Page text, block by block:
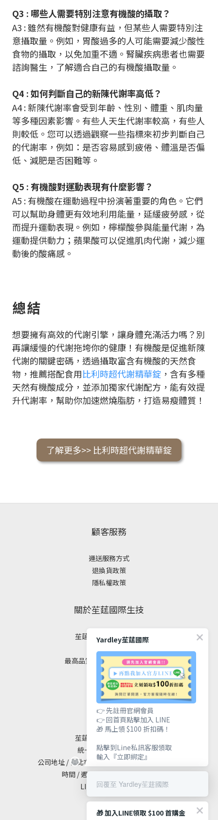
Q3 : 哪些人需要特別注意有機酸的攝取？
A3 : 雖然有機酸對健康有益，但某些人需要特別注
意攝取量。例如，胃酸過多的人可能需要減少酸性
食物的攝取，以免加重不適。腎臟疾病患者也需要
諮詢醫生，了解適合自己的有機酸攝取量。
Q4 : 如何判斷自己的新陳代謝率高低？
A4 : 新陳代謝率會受到年齡、性別、體重、肌肉量
等多種因素影響。有些人天生代謝率較高，有些人
則較低。您可以透過觀察一些指標來初步判斷自己
的代謝率，例如：是否容易感到疲倦、體溫是否偏
低、減肥是否困難等。
Q5 : 有機酸對運動表現有什麼影響？
A5 : 有機酸在運動過程中扮演著重要的角色。它們
可以幫助身體更有效地利用能量，延緩疲勞感，從
而提升運動表現。例如，檸檬酸參與能量代謝，為
運動提供動力；蘋果酸可以促進肌肉代謝，減少運
動後的酸痛感。
總結
想要擁有高效的代謝引擎，讓身體充滿活力嗎？別
再讓緩慢的代謝拖垮你的健康！有機酸是促進新陳
代謝的關鍵密碼，透過攝取富含有機酸的天然食
物，推薦搭配食用比利時超代謝精華錠 ，含有多種
天然有機酸成分，並添加獨家代謝配方，能有效提
升代謝率，幫助你加速燃燒脂肪，打造易瘦體質！
了解更多>> 比利時超代謝精華錠
顧客服務
運送服務方式
退換貨政策
隱私權政策
關於苼莛國際生技
苼莛國際生技有限公司
最高品質｜安全｜健康｜美麗
聯絡我們
苼莛國際生技有限公司
統一編號 / 90615838
公司地址 / 台北市大安區敦化南路二段65號19樓
時間 / 週一至週五 10:00 - 18:00
LINE@ / @yardley
Yardley苼莛國際
👉 先註冊官網會員
👉 回首頁點擊加入 LINE
🎁 馬上領 $100 折扣碼！
點擊到Line私訊客服領取
輸入『立即綁定』
回覆至 Yardley苼莛國際
🎁 加入LINE領取 $100 首購金